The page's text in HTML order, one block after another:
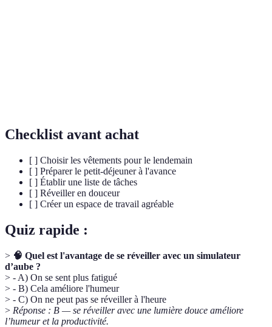
Checklist avant achat
[ ] Choisir les vêtements pour le lendemain
[ ] Préparer le petit-déjeuner à l'avance
[ ] Établir une liste de tâches
[ ] Réveiller en douceur
[ ] Créer un espace de travail agréable
Quiz rapide :
> 🧠 Quel est l'avantage de se réveiller avec un simulateur
d’aube ?
> - A) On se sent plus fatigué
> - B) Cela améliore l'humeur
> - C) On ne peut pas se réveiller à l'heure
> Réponse : B — se réveiller avec une lumière douce améliore
l’humeur et la productivité.